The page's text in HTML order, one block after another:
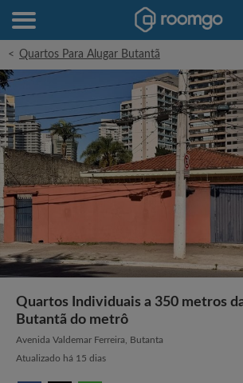
< Quartos Para Alugar Butantã
Quartos Individuais a 350 metros
Butantã do metrô
Avenida Valdemar Ferreira, Butanta
Atualizado há 15 dias